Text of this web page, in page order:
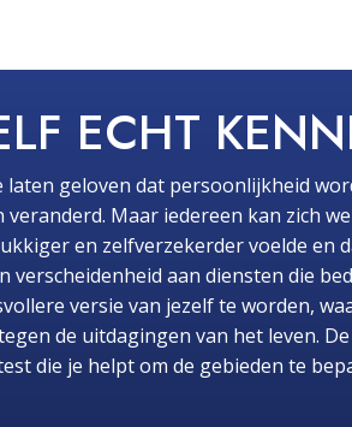
ECHT
laten geloven dat persoonlijkheid
Maar iedereen kan zich
en zelfverzekerder voelde en
verscheidenheid aan diensten die
versie van jezelf te worden,
de uitdagingen van het leven.
die je helpt om de gebieden te